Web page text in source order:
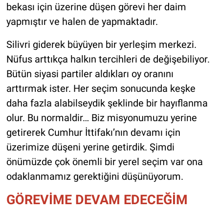
bekası için üzerine düşen görevi her daim
yapmıştır ve halen de yapmaktadır.
Silivri giderek büyüyen bir yerleşim merkezi.
Nüfus arttıkça halkın tercihleri de değişebiliyor.
Bütün siyasi partiler aldıkları oy oranını
arttırmak ister. Her seçim sonucunda keşke
daha fazla alabilseydik şeklinde bir hayıflanma
olur. Bu normaldir… Biz misyonumuzu yerine
getirerek Cumhur İttifakı’nın devamı için
üzerimize düşeni yerine getirdik. Şimdi
önümüzde çok önemli bir yerel seçim var ona
odaklanmamız gerektiğini düşünüyorum.
GÖREVİME DEVAM EDECEĞİM